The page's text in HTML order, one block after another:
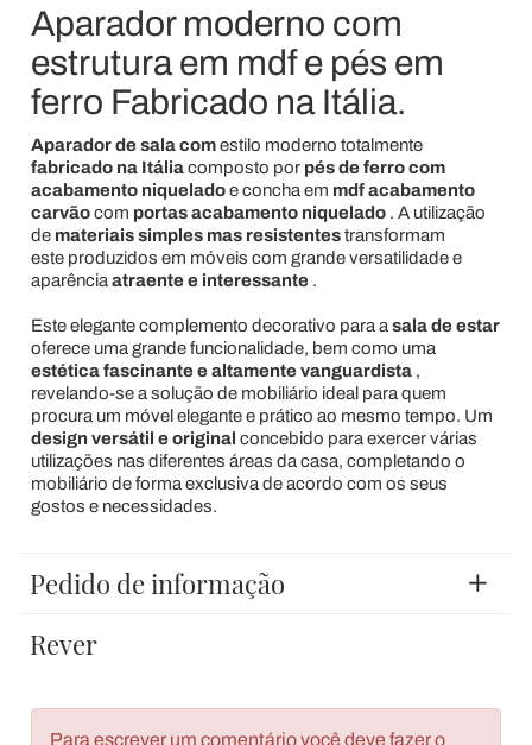
Aparador moderno com
estrutura em mdf e pés em
ferro Fabricado na Itália.
Aparador de sala comestilo moderno totalmente
fabricado na Itáliacomposto por pés de ferro com
acabamento niqueladoe concha em mdf acabamento
carvãocom portas acabamento niquelado. A utilização
de materiais simples mas resistentestransformam
este produzidos em móveis com grande versatilidade e
aparência atraente e interessante.
Este elegante complemento decorativo para a sala de estar
oferece uma grande funcionalidade, bem como uma
estética fascinante e altamente vanguardista,
revelando-se a solução de mobiliário ideal para quem
procura um móvel elegante e prático ao mesmo tempo. Um
design versátil e original concebido para exercer várias
utilizações nas diferentes áreas da casa, completando o
mobiliário de forma exclusiva de acordo com os seus
gostos e necessidades.
Pedido de informação
Rever
Para escrever um comentário você deve fazer o